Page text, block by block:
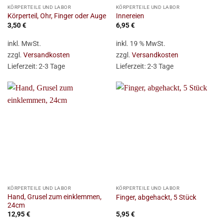
KÖRPERTEILE UND LABOR
Körperteil, Ohr, Finger oder Auge
3,50€
inkl. MwSt.
zzgl. Versandkosten
Lieferzeit:2-3 Tage
KÖRPERTEILE UND LABOR
Innereien
6,95€
inkl. 19 % MwSt.
zzgl. Versandkosten
Lieferzeit:2-3 Tage
KÖRPERTEILE UND LABOR
Hand, Grusel zum einklemmen,
24cm
12,95€
KÖRPERTEILE UND LABOR
Finger, abgehackt, 5 Stück
5,95€